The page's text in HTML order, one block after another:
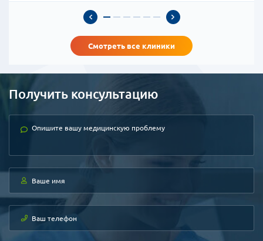
Смотреть все клиники
Получить консультацию